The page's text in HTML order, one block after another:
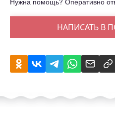
НАПИСАТЬ В